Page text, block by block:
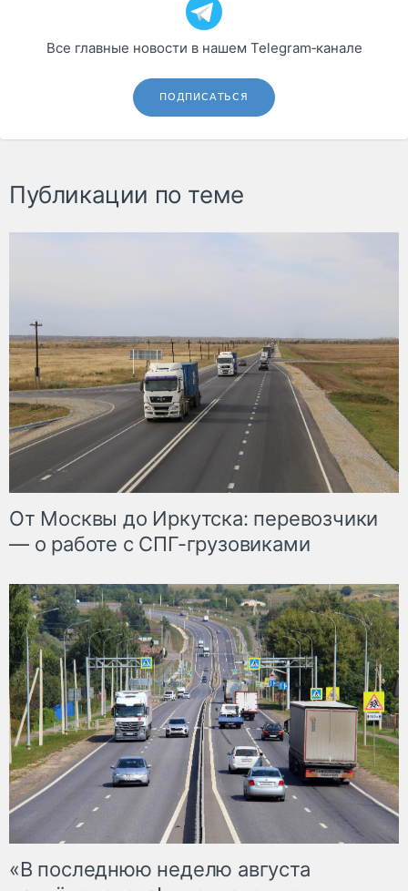
Все главные новости в нашем Telegram‑канале
ПОДПИСАТЬСЯ
Публикации по теме
От Москвы до Иркутска: перевозчики
— о работе с СПГ-грузовиками
«В последнюю неделю августа